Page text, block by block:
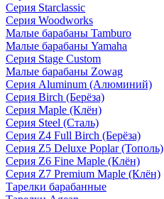
Серия Starclassic
Серия Woodworks
Малые барабаны Tamburo
Малые барабаны Yamaha
Серия Stage Custom
Малые барабаны Zowag
Серия Aluminum (Алюминий)
Серия Birch (Берёза)
Серия Maple (Клён)
Серия Steel (Сталь)
Серия Z4 Full Birch (Берёза)
Серия Z5 Deluxe Poplar (Тополь)
Серия Z6 Fine Maple (Клён)
Серия Z7 Premium Maple (Клён)
Тарелки барабанные